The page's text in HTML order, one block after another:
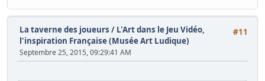
#11
La taverne des joueurs / L'Art dans le Jeu Vidéo,
l'inspiration Française (Musée Art Ludique)
Septembre 25, 2015, 09:29:41 AM